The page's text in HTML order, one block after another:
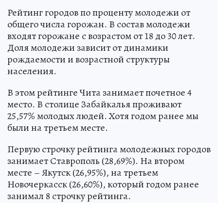
Рейтинг городов по проценту молодежи от
общего числа горожан. В состав молодежи
входят горожане с возрастом от 18 до 30 лет.
Доля молодежи зависит от динамики
рождаемости и возрастной структуры
населения.
В этом рейтинге Чита занимает почетное 4
место. В столице Забайкалья проживают
25,57% молодых людей. Хотя годом ранее мы
были на третьем месте.
Первую строчку рейтинга молодежных городов
занимает Ставрополь (28,69%). На втором
месте – Якутск (26,95%), на третьем
Новочеркасск (26,60%), который годом ранее
занимал 8 строчку рейтинга.